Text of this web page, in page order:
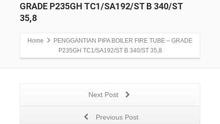
GRADE P235GH TC1/SA192/ST B 340/ST
35,8
Home
PENGGANTIAN PIPA BOILER FIRE TUBE – GRADE
P235GH TC1/SA192/ST B 340/ST 35,8
Next Post
Previous Post